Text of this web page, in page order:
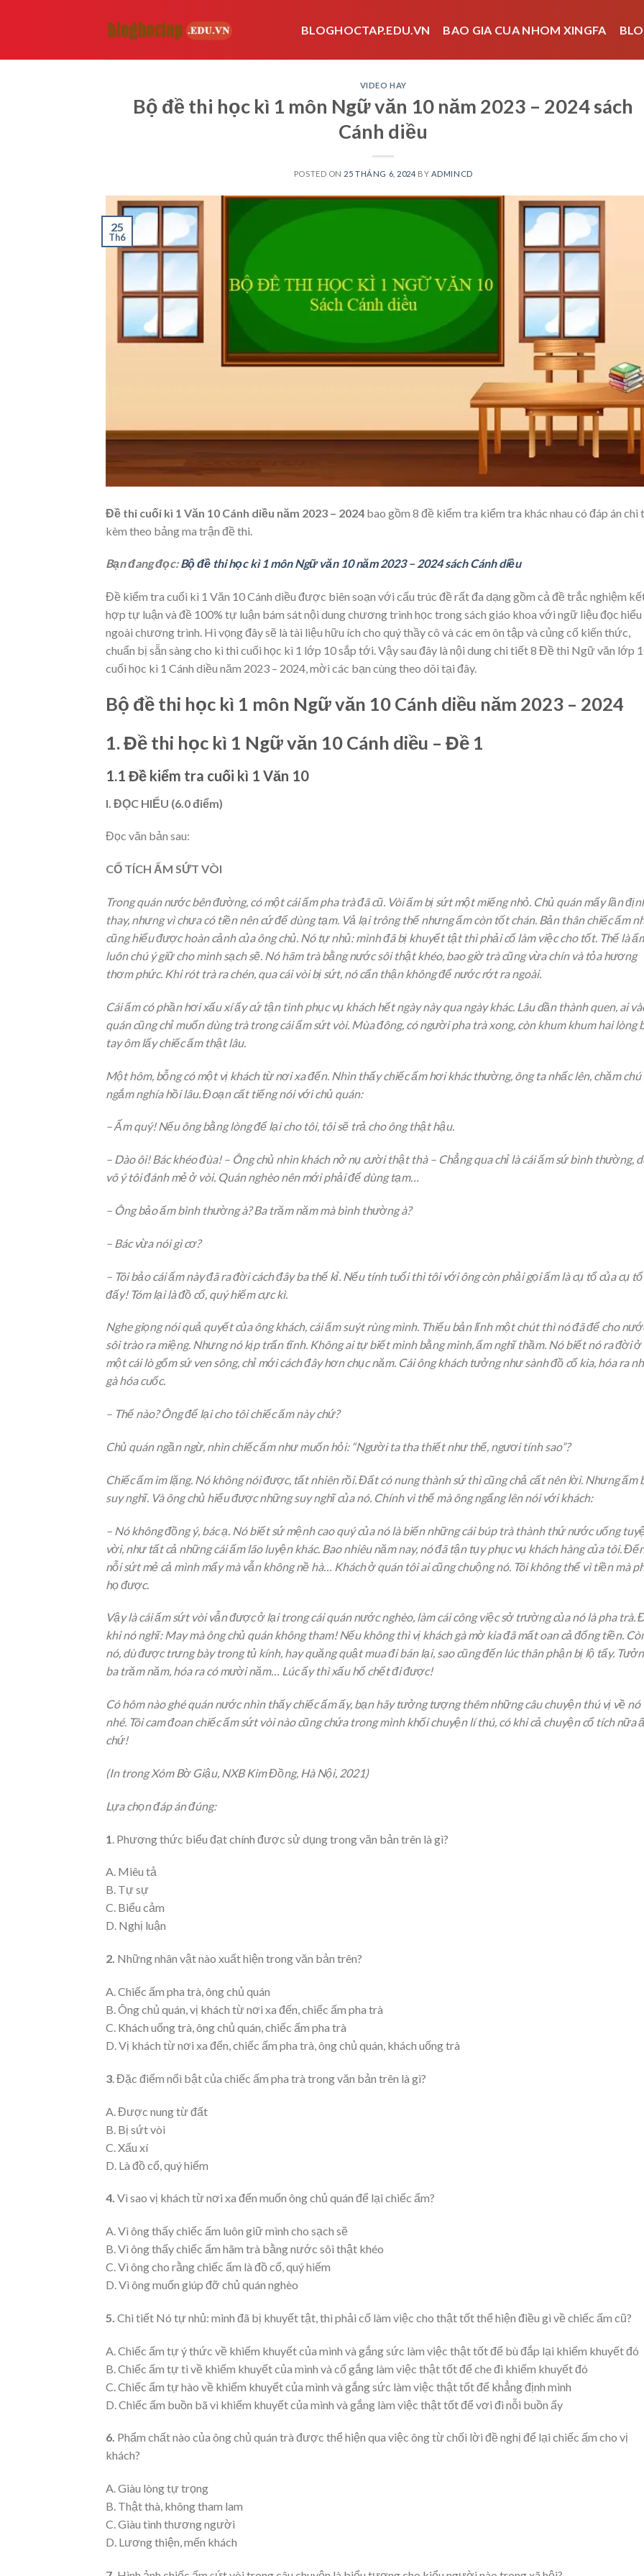
BLOGHOCTAP.EDU.VN BAO GIA CUA NHOM XINGFA
VIDEO HAY
Bộ đề thi học kì 1 môn Ngữ văn 10 năm 2023 – 2024 sách
Cánh diều
POSTED ON 25 THÁNG 6, 2024 BY ADMINCD
25
Th6
Đề thi cuối kì 1 Văn 10 Cánh diều năm 2023 – 2024 bao gồm 8 đề kiểm tra kiểm tra khác nhau có đáp án chi
kèm theo bảng ma trận đề thi.
Bạn đang đọc:Bộ đề thi học kì 1 môn Ngữ văn 10 năm 2023 – 2024 sách Cánh diều
Đề kiểm tra cuối kì 1 Văn 10 Cánh diều được biên soạn với cấu trúc đề rất đa dạng gồm cả đề trắc nghiệm
hợp tự luận và đề 100% tự luận bám sát nội dung chương trình học trong sách giáo khoa với ngữ liệu đọc hiểu
ngoài chương trình. Hi vọng đây sẽ là tài liệu hữu ích cho quý thầy cô và các em ôn tập và củng cố kiến thức,
chuẩn bị sẵn sàng cho kì thi cuối học kì 1 lớp 10 sắp tới. Vậy sau đây là nội dung chi tiết 8 Đề thi Ngữ văn lớp
cuối học kì 1 Cánh diều năm 2023 – 2024, mời các bạn cùng theo dõi tại đây.
Bộ đề thi học kì 1 môn Ngữ văn 10 Cánh diều năm 2023 – 2024
1. Đề thi học kì 1 Ngữ văn 10 Cánh diều – Đề 1
1.1 Đề kiểm tra cuối kì 1 Văn 10
I. ĐỌC HIỂU (6.0 điểm)
Đọc văn bản sau:
CỔ TÍCH ẤM SỨT VÒI
Trong quán nước bên đường, có một cái ấm pha trà đã cũ. Vòi ấm bị sứt một miếng nhỏ. Chủ quán mấy lần
thay, nhưng vì chưa có tiền nên cứ để dùng tạm. Vả lại trông thế nhưng ấm còn tốt chán. Bản thân chiếc ấm
cũng hiểu được hoàn cảnh của ông chủ. Nó tự nhủ: mình đã bị khuyết tật thì phải cố làm việc cho tốt. Thế là
luôn chú ý giữ cho mình sạch sẽ. Nó hãm trà bằng nước sôi thật khéo, bao giờ trà cũng vừa chín và tỏa hương
thơm phức. Khi rót trà ra chén, qua cái vòi bị sứt, nó cẩn thận không để nước rớt ra ngoài.
Cái ấm có phần hơi xấu xí ấy cứ tận tình phục vụ khách hết ngày này qua ngày khác. Lâu dần thành quen, ai
quán cũng chỉ muốn dùng trà trong cái ấm sứt vòi. Mùa đông, có người pha trà xong, còn khum khum hai lòng
tay ôm lấy chiếc ấm thật lâu.
Một hôm, bỗng có một vị khách từ nơi xa đến. Nhìn thấy chiếc ấm hơi khác thường, ông ta nhấc lên, chăm chú
ngắm nghía hồi lâu. Đoạn cất tiếng nói với chủ quán:
– Ấm quý! Nếu ông bằng lòng để lại cho tôi, tôi sẽ trả cho ông thật hậu.
– Dào ôi! Bác khéo đùa! – Ông chủ nhìn khách nở nụ cười thật thà – Chẳng qua chỉ là cái ấm sứ bình thường,
vô ý tôi đánh mẻ ở vòi. Quán nghèo nên mới phải để dùng tạm…
– Ông bảo ấm bình thường à? Ba trăm năm mà bình thường à?
– Bác vừa nói gì cơ?
– Tôi bảo cái ấm này đã ra đời cách đây ba thế kỉ. Nếu tính tuổi thì tôi với ông còn phải gọi ấm là cụ tổ của cụ tổ
đấy! Tóm lại là đồ cổ, quý hiếm cực kì.
Nghe giọng nói quả quyết của ông khách, cái ấm suýt rùng mình. Thiếu bản lĩnh một chút thì nó đã để cho
sôi trào ra miệng. Nhưng nó kịp trấn tĩnh. Không ai tự biết mình bằng mình, ấm nghĩ thầm. Nó biết nó ra đời ở
một cái lò gốm sứ ven sông, chỉ mới cách đây hơn chục năm. Cái ông khách tưởng như sành đồ cổ kia, hóa ra
gà hóa cuốc.
– Thế nào? Ông để lại cho tôi chiếc ấm này chứ?
Chủ quán ngần ngừ, nhìn chiếc ấm như muốn hỏi: “Người ta tha thiết như thế, ngươi tính sao”?
Chiếc ấm im lặng. Nó không nói được, tất nhiên rồi. Đất có nung thành sứ thì cũng chả cất nên lời. Nhưng ấm
suy nghĩ. Và ông chủ hiểu được những suy nghĩ của nó. Chính vì thế mà ông ngẩng lên nói với khách:
– Nó không đồng ý, bác ạ. Nó biết sứ mệnh cao quý của nó là biến những cái búp trà thành thứ nước uống
vời, như tất cả những cái ấm lão luyện khác. Bao nhiêu năm nay, nó đã tận tụy phục vụ khách hàng của tôi.
nỗi sứt mẻ cả mình mẩy mà vẫn không nề hà… Khách ở quán tôi ai cũng chuộng nó. Tôi không thể vì tiền mà
họ được.
Vậy là cái ấm sứt vòi vẫn được ở lại trong cái quán nước nghèo, làm cái công việc sở trường của nó là pha trà.
khi nó nghĩ: May mà ông chủ quán không tham! Nếu không thì vị khách gà mờ kia đã mất oan cả đống tiền.
nó, dù được trưng bày trong tủ kính, hay quăng quật mua đi bán lại, sao cũng đến lúc thân phận bị lộ tẩy.
ba trăm năm, hóa ra có mười năm… Lúc ấy thì xấu hổ chết đi được!
Có hôm nào ghé quán nước nhìn thấy chiếc ấm ấy, bạn hãy tưởng tượng thêm những câu chuyện thú vị về nó
nhé. Tôi cam đoan chiếc ấm sứt vòi nào cũng chứa trong mình khối chuyện lí thú, có khi cả chuyện cổ tích nữa
chứ!
(In trong Xóm Bờ Giậu, NXB Kim Đồng, Hà Nội, 2021)
Lựa chọn đáp án đúng:
1 . Phương thức biểu đạt chính được sử dụng trong văn bản trên là gì?
A. Miêu tả
B. Tự sự
C. Biểu cảm
D. Nghị luận
2. Những nhân vật nào xuất hiện trong văn bản trên?
A. Chiếc ấm pha trà, ông chủ quán
B. Ông chủ quán, vị khách từ nơi xa đến, chiếc ấm pha trà
C. Khách uống trà, ông chủ quán, chiếc ấm pha trà
D. Vị khách từ nơi xa đến, chiếc ấm pha trà, ông chủ quán, khách uống trà
3 . Đặc điểm nổi bật của chiếc ấm pha trà trong văn bản trên là gì?
A. Được nung từ đất
B. Bị sứt vòi
C. Xấu xí
D. Là đồ cổ, quý hiếm
4. Vì sao vị khách từ nơi xa đến muốn ông chủ quán để lại chiếc ấm?
A. Vì ông thấy chiếc ấm luôn giữ mình cho sạch sẽ
B. Vì ông thấy chiếc ấm hãm trà bằng nước sôi thật khéo
C. Vì ông cho rằng chiếc ấm là đồ cổ, quý hiếm
D. Vì ông muốn giúp đỡ chủ quán nghèo
5. Chi tiết Nó tự nhủ: mình đã bị khuyết tật, thì phải cố làm việc cho thật tốt thể hiện điều gì về chiếc ấm cũ?
A. Chiếc ấm tự ý thức về khiếm khuyết của mình và gắng sức làm việc thật tốt để bù đắp lại khiếm khuyết đó
B. Chiếc ấm tự ti về khiếm khuyết của mình và cố gắng làm việc thật tốt để che đi khiếm khuyết đó
C. Chiếc ấm tự hào về khiếm khuyết của mình và gắng sức làm việc thật tốt để khẳng định mình
D. Chiếc ấm buồn bã vì khiếm khuyết của mình và gắng làm việc thật tốt để vơi đi nỗi buồn ấy
6. Phẩm chất nào của ông chủ quán trà được thể hiện qua việc ông từ chối lời đề nghị để lại chiếc ấm cho vị
khách?
A. Giàu lòng tự trọng
B. Thật thà, không tham lam
C. Giàu tình thương người
D. Lương thiện, mến khách